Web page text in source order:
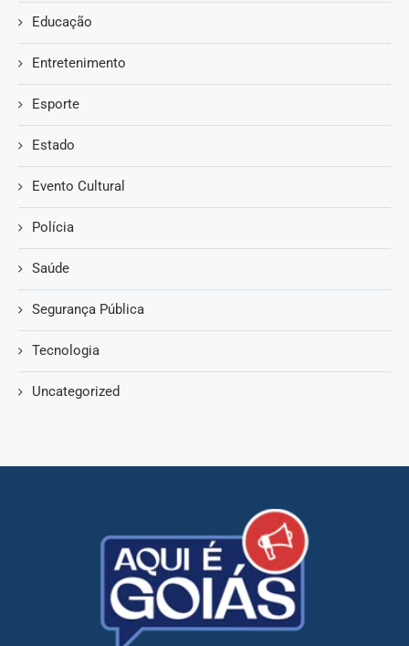
Educação
Entretenimento
Esporte
Estado
Evento Cultural
Polícia
Saúde
Segurança Pública
Tecnologia
Uncategorized